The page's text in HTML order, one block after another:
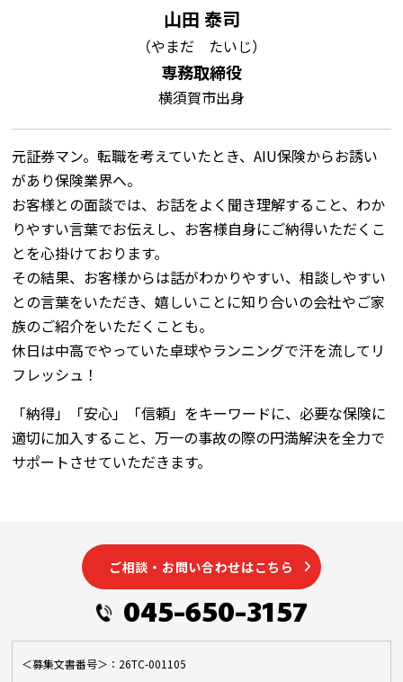
山田 泰司
（やまだ たいじ）
専務取締役
横須賀市出身
元証券マン。転職を考えていたとき、AIU保険からお誘い
があり保険業界へ。
お客様との面談では、お話をよく聞き理解すること、わか
りやすい言葉でお伝えし、お客様自身にご納得いただくこ
とを心掛けております。
その結果、お客様からは話がわかりやすい、相談しやすい
との言葉をいただき、嬉しいことに知り合いの会社やご家
族のご紹介をいただくことも。
休日は中高でやっていた卓球やランニングで汗を流してリ
フレッシュ！
「納得」「安心」「信頼」をキーワードに、必要な保険に
適切に加入すること、万一の事故の際の円満解決を全力で
サポートさせていただきます。
ご相談・お問い合わせはこちら
045-650-3157
＜募集文書番号＞：26TC-001105